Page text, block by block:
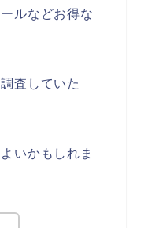
ルなどお得な
査していた
いかもしれま